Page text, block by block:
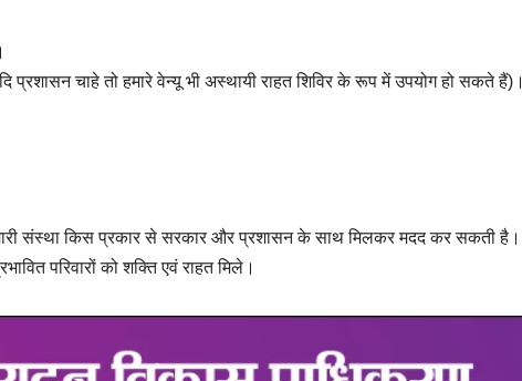
प्रशासन चाहे तो हमारे वेन्यू भी अस्थायी राहत शिविर के रूप में उपयोग हो सकते हैं)।
संस्था किस प्रकार से सरकार और प्रशासन के साथ मिलकर मदद कर सकती है।
परिवारों को शक्ति एवं राहत मिले।